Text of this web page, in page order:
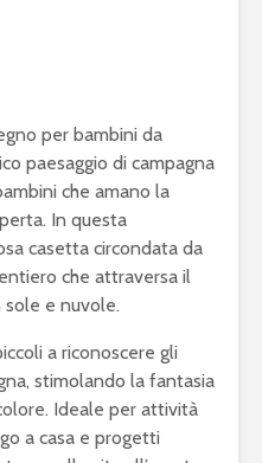
per bambini da
paesaggio di campagna
che amano la
In questa
casetta circondata da
che attraversa il
e nuvole.
a riconoscere gli
stimolando la fantasia
Ideale per attività
a casa e progetti